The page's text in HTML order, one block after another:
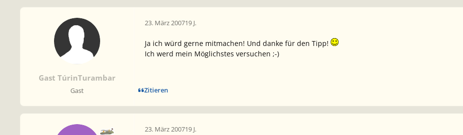
Gast TúrinTurambar
Gast
23. März 200719 J.
Ja ich würd gerne mitmachen! Und danke für den Tipp!
Ich werd mein Möglichstes versuchen ;-)
Zitieren
23. März 200719 J.